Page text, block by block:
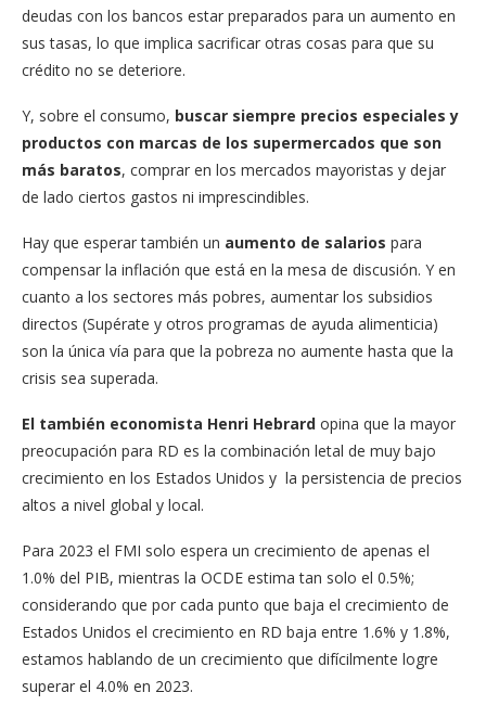
deudas con los bancos estar preparados para un aumento en
sus tasas, lo que implica sacrificar otras cosas para que su
crédito no se deteriore.
Y, sobre el consumo, buscar siempre precios especiales y
productos con marcas de los supermercados que son
más baratos, comprar en los mercados mayoristas y dejar
de lado ciertos gastos ni imprescindibles.
Hay que esperar también un aumento de salarios para
compensar la inflación que está en la mesa de discusión. Y en
cuanto a los sectores más pobres, aumentar los subsidios
directos (Supérate y otros programas de ayuda alimenticia)
son la única vía para que la pobreza no aumente hasta que la
crisis sea superada.
El también economista Henri Hebrard opina que la mayor
preocupación para RD es la combinación letal de muy bajo
crecimiento en los Estados Unidos y la persistencia de precios
altos a nivel global y local.
Para 2023 el FMI solo espera un crecimiento de apenas el
1.0% del PIB, mientras la OCDE estima tan solo el 0.5%;
considerando que por cada punto que baja el crecimiento de
Estados Unidos el crecimiento en RD baja entre 1.6% y 1.8%,
estamos hablando de un crecimiento que difícilmente logre
superar el 4.0% en 2023.